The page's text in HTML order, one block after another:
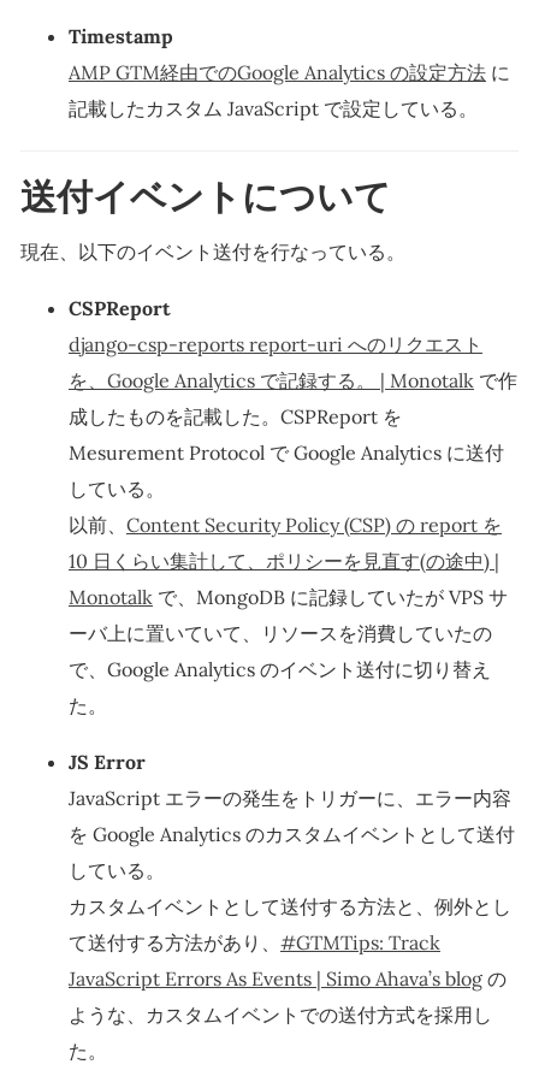
Timestamp
AMP GTM経由でのGoogle Analytics の設定方法 に
記載したカスタム JavaScript で設定している。
送付イベントについて
現在、以下のイベント送付を行なっている。
CSPReport
django-csp-reports report-uri へのリクエスト
を、Google Analytics で記録する。 | Monotalk で作
成したものを記載した。CSPReport を
Mesurement Protocol で Google Analytics に送付
している。
以前、 Content Security Policy (CSP) の report を
10 日くらい集計して、ポリシーを見直す(の途中) |
Monotalk で、MongoDB に記録していたが VPS サ
ーバ上に置いていて、リソースを消費していたの
で、Google Analytics のイベント送付に切り替え
た。
JS Error
JavaScript エラーの発生をトリガーに、エラー内容
を Google Analytics のカスタムイベントとして送付
している。
カスタムイベントとして送付する方法と、例外とし
て送付する方法があり、 #GTMTips: Track
JavaScript Errors As Events | Simo Ahava’s blog の
ような、カスタムイベントでの送付方式を採用し
た。